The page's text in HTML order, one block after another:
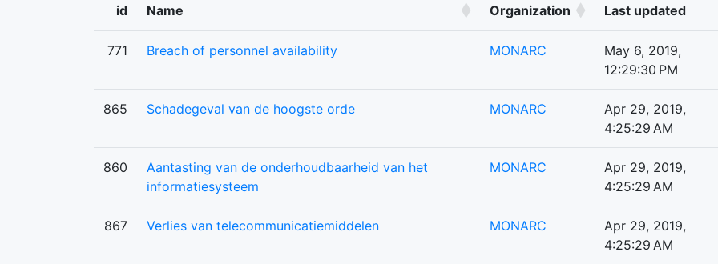
id Name Organization Last updated
771 Breach of personnel availability MONARC
May 6, 2019,
12:29:30 PM
865 Schadegeval van de hoogste orde MONARC
Apr 29, 2019,
4:25:29 AM
860
Aantasting van de onderhoudbaarheid van het
informatiesysteem
MONARC
Apr 29, 2019,
4:25:29 AM
867 Verlies van telecommunicatiemiddelen MONARC
Apr 29, 2019,
4:25:29 AM